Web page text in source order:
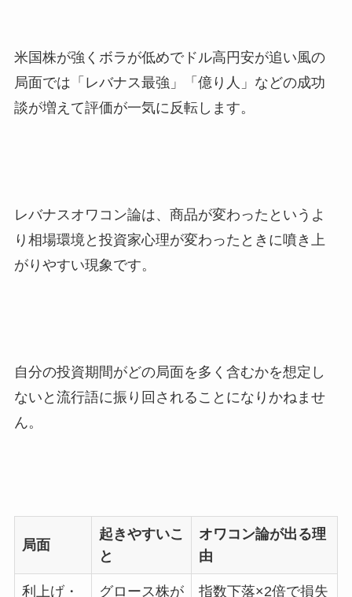
米国株が強くボラが低めでドル高円安が追い風の
局面では「レバナス最強」「億り人」などの成功
談が増えて評価が一気に反転します。
レバナスオワコン論は、商品が変わったというよ
り相場環境と投資家心理が変わったときに噴き上
がりやすい現象です。
自分の投資期間がどの局面を多く含むかを想定し
ないと流行語に振り回されることになりかねませ
ん。
局面
起きやすいこ
と
オワコン論が出る理
由
利上げ・ グロース株が 指数下落×2倍で損失